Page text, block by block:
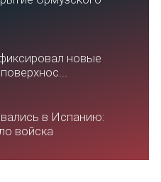
новые
в Испанию:
войска